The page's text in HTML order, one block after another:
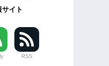
イト
RSS